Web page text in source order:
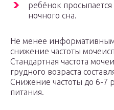
ребёнок
ночного сна.
Не менее
снижение частоты
Стандартная частота
грудного возраста
Снижение частоты до 6-7
питания.